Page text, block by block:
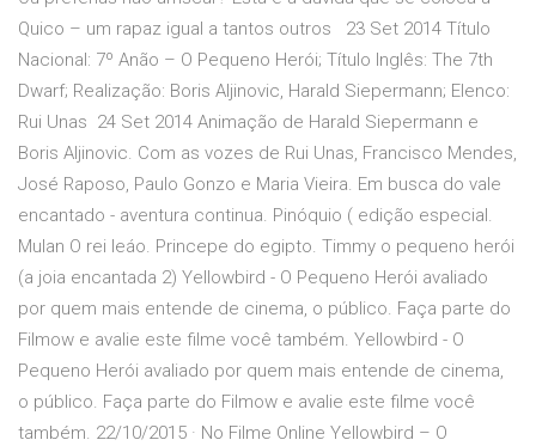
Quico – um rapaz igual a tantos outros 23 Set 2014 Título
Nacional: 7º Anão – O Pequeno Herói; Título Inglês: The 7th
Dwarf; Realização: Boris Aljinovic, Harald Siepermann; Elenco:
Rui Unas 24 Set 2014 Animação de Harald Siepermann e
Boris Aljinovic. Com as vozes de Rui Unas, Francisco Mendes,
José Raposo, Paulo Gonzo e Maria Vieira. Em busca do vale
encantado - aventura continua. Pinóquio ( edição especial.
Mulan O rei leáo. Princepe do egipto. Timmy o pequeno herói
(a joia encantada 2) Yellowbird - O Pequeno Herói avaliado
por quem mais entende de cinema, o público. Faça parte do
Filmow e avalie este filme você também. Yellowbird - O
Pequeno Herói avaliado por quem mais entende de cinema,
o público. Faça parte do Filmow e avalie este filme você
também. 22/10/2015 · No Filme Online Yellowbird – O